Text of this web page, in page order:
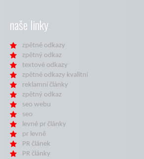
naše linky
zpětné odkazy
zpětný odkaz
textové odkazy
zpětné odkazy kvalitní
reklamní články
zpětný odkaz
seo webu
seo
levné pr články
pr levně
PR článek
PR články